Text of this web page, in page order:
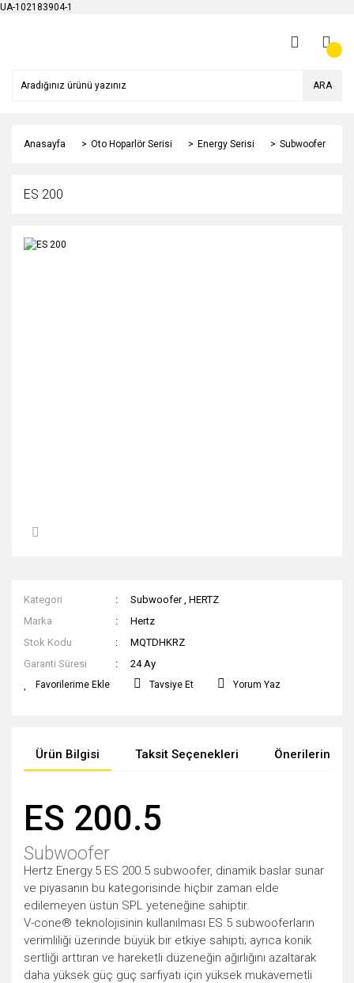
UA-102183904-1
ARA
Anasayfa Oto Hoparlör Serisi Energy Serisi Subwoofer
ES 200
Kategori Subwoofer ,HERTZ
Marka
Hertz
Stok Kodu
MQTDHKRZ
Garanti Süresi
24 Ay
Tavsiye Et Yorum Yaz
Ürün Bilgisi Taksit Seçenekleri Önerileriniz
ES 200.5
Subwoofer
Hertz Energy.5 ES 200.5 subwoofer, dinamik baslar sunar
ve piyasanın bu kategorisinde hiçbir zaman elde
edilemeyen üstün SPL yeteneğine sahiptir.
V-cone® teknolojisinin kullanılması ES.5 subwooferların
verimliliği üzerinde büyük bir etkiye sahipti; ayrıca konik
sertliği arttıran ve hareketli düzeneğin ağırlığını azaltarak
daha yüksek güç güç sarfiyatı için yüksek mukavemetli